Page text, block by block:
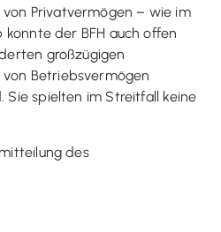
Privatvermögen – wie im
konnte der BFH auch offen
großzügigen
Betriebsvermögen
Sie spielten im Streitfall keine
des